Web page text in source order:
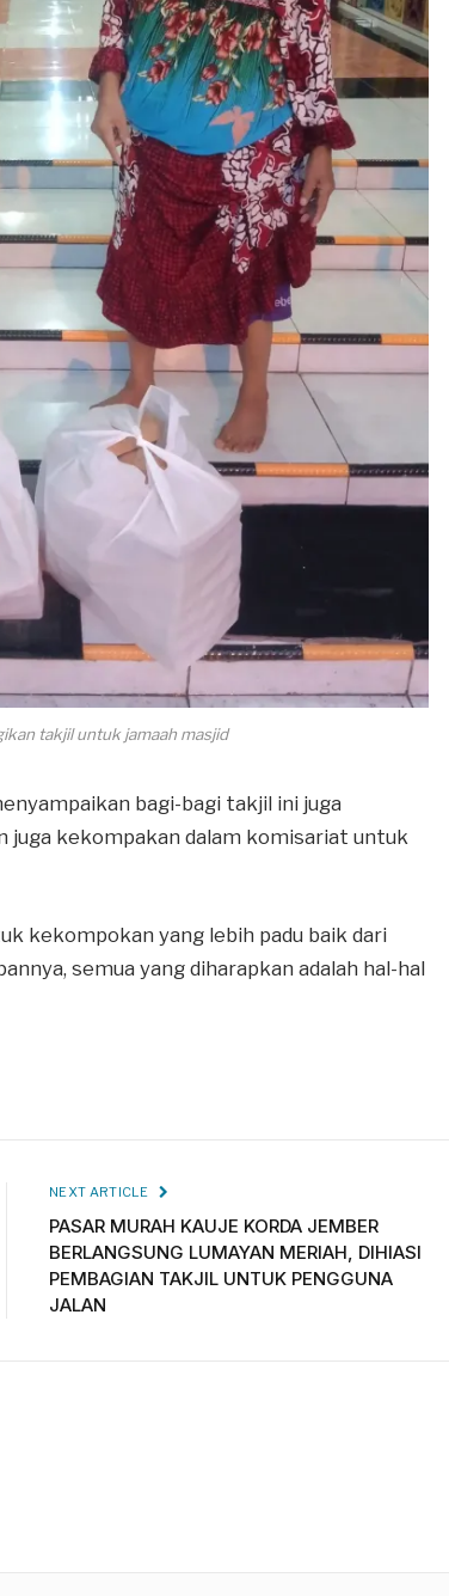
takjil untuk jamaah masjid
bagi-bagi takjil ini juga
juga kekompakan dalam komisariat untuk
kekompokan yang lebih padu baik dari
semua yang diharapkan adalah hal-hal
NEXT ARTICLE
PASAR MURAH KAUJE KORDA JEMBER
BERLANGSUNG LUMAYAN MERIAH, DIHIASI
PEMBAGIAN TAKJIL UNTUK PENGGUNA
JALAN